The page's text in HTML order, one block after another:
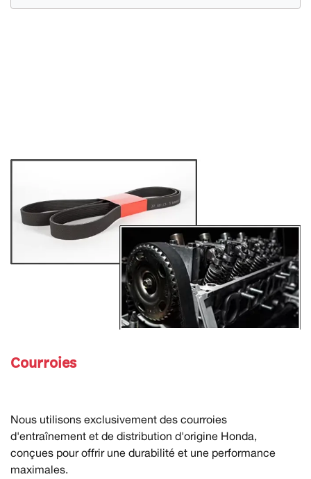
Courroies
Nous utilisons exclusivement des courroies
d'entraînement et de distribution d'origine Honda,
conçues pour offrir une durabilité et une performance
maximales.